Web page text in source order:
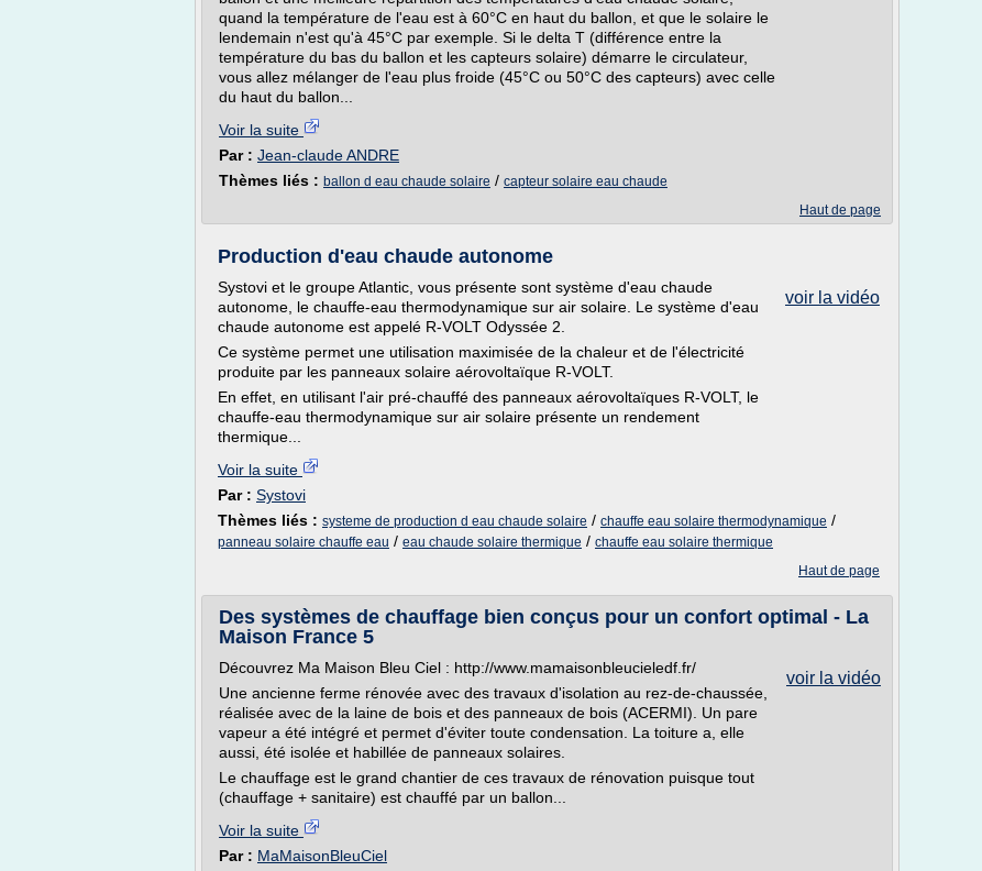
quand la température de l'eau est à 60°C en haut du ballon, et que le solaire le
lendemain n'est qu'à 45°C par exemple. Si le delta T (différence entre la
température du bas du ballon et les capteurs solaire) démarre le circulateur,
vous allez mélanger de l'eau plus froide (45°C ou 50°C des capteurs) avec celle
du haut du ballon...
Voir la suite
Par : Jean-claude ANDRE
Thèmes liés : ballon d eau chaude solaire / capteur solaire eau chaude
Haut de page
Production d'eau chaude autonome
voir la vidéo
Systovi et le groupe Atlantic, vous présente sont système d'eau chaude
autonome, le chauffe-eau thermodynamique sur air solaire. Le système d'eau
chaude autonome est appelé R-VOLT Odyssée 2.
Ce système permet une utilisation maximisée de la chaleur et de l'électricité
produite par les panneaux solaire aérovoltaïque R-VOLT.
En effet, en utilisant l'air pré-chauffé des panneaux aérovoltaïques R-VOLT, le
chauffe-eau thermodynamique sur air solaire présente un rendement
thermique...
Voir la suite
Par : Systovi
Thèmes liés : systeme de production d eau chaude solaire / chauffe eau solaire thermodynamique /
panneau solaire chauffe eau / eau chaude solaire thermique / chauffe eau solaire thermique
Haut de page
Des systèmes de chauffage bien conçus pour un confort optimal - La
Maison France 5
voir la vidéo
Découvrez Ma Maison Bleu Ciel : http://www.mamaisonbleucieledf.fr/
Une ancienne ferme rénovée avec des travaux d'isolation au rez-de-chaussée,
réalisée avec de la laine de bois et des panneaux de bois (ACERMI). Un pare
vapeur a été intégré et permet d'éviter toute condensation. La toiture a, elle
aussi, été isolée et habillée de panneaux solaires.
Le chauffage est le grand chantier de ces travaux de rénovation puisque tout
(chauffage + sanitaire) est chauffé par un ballon...
Voir la suite
Par : MaMaisonBleuCiel